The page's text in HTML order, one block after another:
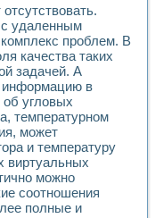
для создания
течения в
«Изучение магнитных
интерфейсов обмена по
адиабатического
переходных
результатов
измерений с
Назначение. Состав.
INSTRUMENTS
и корреляционный
принципа действия
с удаленным
проблем. В
качества таких
задачей. А
информацию в
угловых
температурном
может
и температуру
виртуальных
можно
соотношения
полные и